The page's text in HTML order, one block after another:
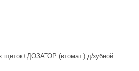
(втомат.) д/зубной